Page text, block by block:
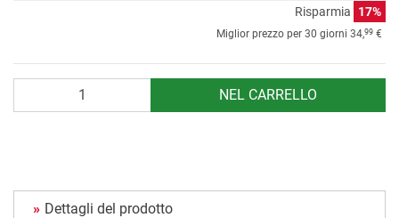
Risparmia 17%
Miglior prezzo per 30 giorni 34,99 €
NEL CARRELLO
Dettagli del prodotto